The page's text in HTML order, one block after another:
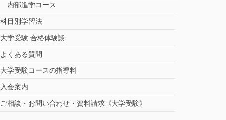
内部進学コース
科目別学習法
大学受験 合格体験談
よくある質問
大学受験コースの指導料
入会案内
ご相談・お問い合わせ・資料請求《大学受験》